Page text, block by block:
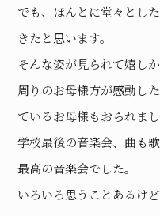
でも、ほんとに堂々とし
きたと思います。
そんな姿が見られて嬉しか
周りのお母様方が感動し
ているお母様もおられまし
学校最後の音楽会、曲も
最高の音楽会でした。
いろいろ思うことあるけ